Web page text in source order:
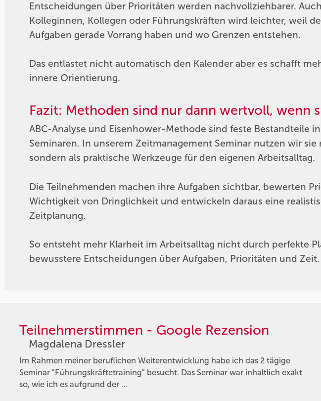
Entscheidungen über Prioritäten werden nachvollziehbarer.
Kolleginnen, Kollegen oder Führungskräften wird leichter, weil
Aufgaben gerade Vorrang haben und wo Grenzen entstehen.
Das entlastet nicht automatisch den Kalender aber es schafft
innere Orientierung.
Fazit: Methoden sind nur dann wertvoll, wenn
ABC-Analyse und Eisenhower-Methode sind feste Bestandteile
Seminaren. In unserem Zeitmanagement Seminar nutzen wir sie
sondern als praktische Werkzeuge für den eigenen Arbeitsalltag.
Die Teilnehmenden machen ihre Aufgaben sichtbar, bewerten
Wichtigkeit von Dringlichkeit und entwickeln daraus eine
Zeitplanung.
So entsteht mehr Klarheit im Arbeitsalltag nicht durch perfekte
bewusstere Entscheidungen über Aufgaben, Prioritäten und Zeit.
Teilnehmerstimmen - Google Rezension
Magdalena Dressler
Im Rahmen meiner beruflichen Weiterentwicklung habe ich das 2 tägige
Seminar "Führungskräftetraining" besucht. Das Seminar war inhaltlich exakt
so, wie ich es aufgrund der …